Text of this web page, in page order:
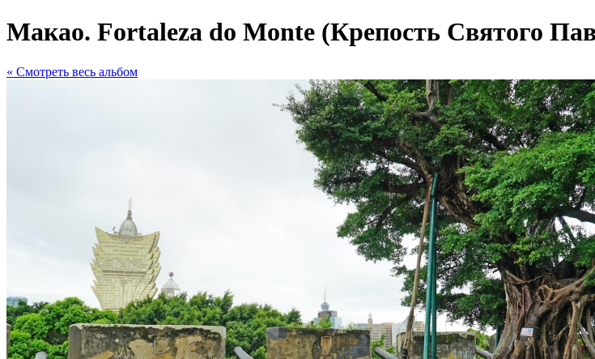
Макао. Fortaleza do Monte (Крепость Святого
« Cмотреть весь альбом